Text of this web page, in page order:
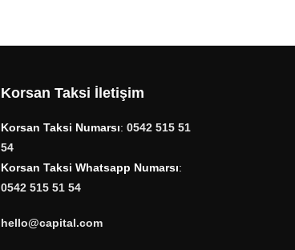
Korsan Taksi İletişim
Korsan Taksi Numarsı: 0542 515 51
54
Korsan Taksi Whatsapp Numarsı:
0542 515 51 54
hello@capital.com